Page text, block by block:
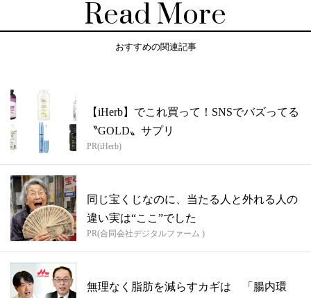
Read More
おすすめの関連記事
【iHerb】でこれ買って！SNSでバズってる
〝GOLD〟サプリ
PR(iHerb)
同じ宝くじなのに、当たる人と外れる人の
違い実は“ここ”でした
PR(合同会社デジタルファーム )
無理なく脂肪を減らすカギは 「腸内環